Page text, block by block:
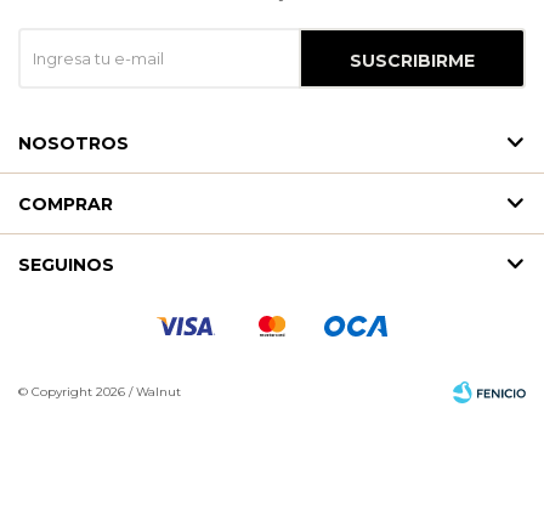
SUSCRIBIRME
NOSOTROS
COMPRAR
SEGUINOS
© Copyright 2026 / Walnut